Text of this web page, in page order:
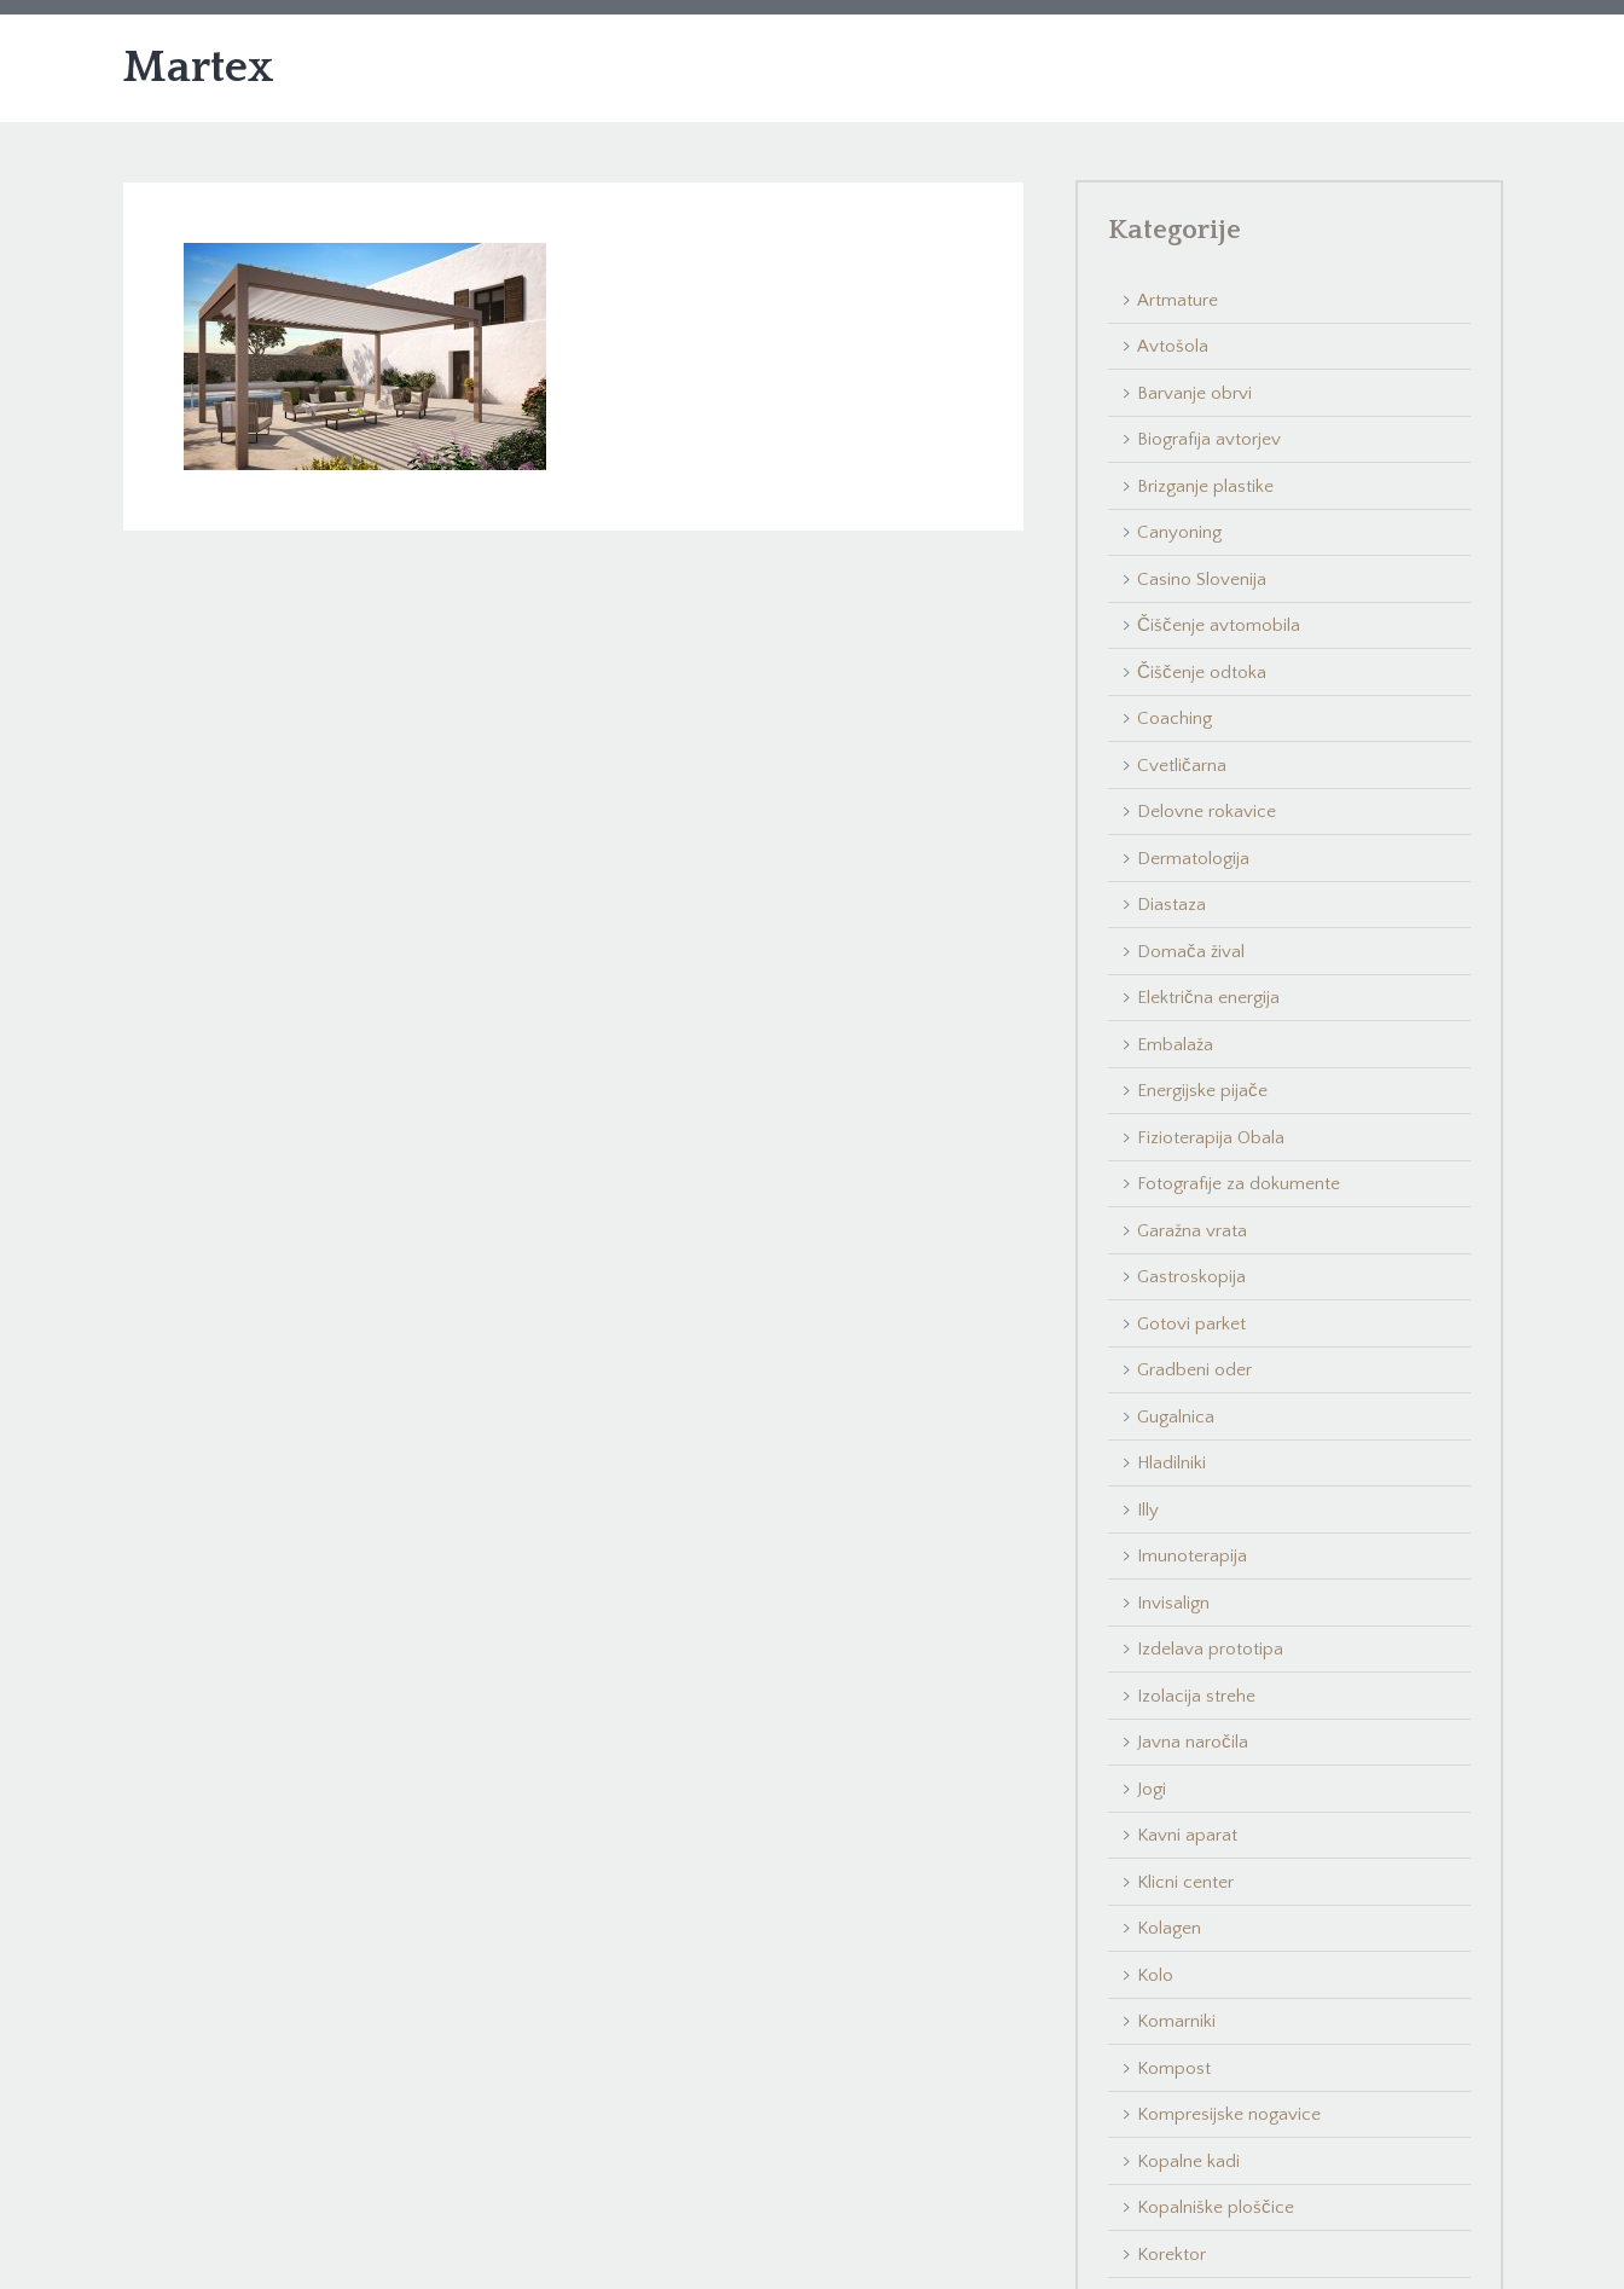
Martex
Kategorije
Artmature
Avtošola
Barvanje obrvi
Biografija avtorjev
Brizganje plastike
Canyoning
Casino Slovenija
Čiščenje avtomobila
Čiščenje odtoka
Coaching
Cvetličarna
Delovne rokavice
Dermatologija
Diastaza
Domača žival
Električna energija
Embalaža
Energijske pijače
Fizioterapija Obala
Fotografije za dokumente
Garažna vrata
Gastroskopija
Gotovi parket
Gradbeni oder
Gugalnica
Hladilniki
Illy
Imunoterapija
Invisalign
Izdelava prototipa
Izolacija strehe
Javna naročila
Jogi
Kavni aparat
Klicni center
Kolagen
Kolo
Komarniki
Kompost
Kompresijske nogavice
Kopalne kadi
Kopalniške ploščice
Korektor